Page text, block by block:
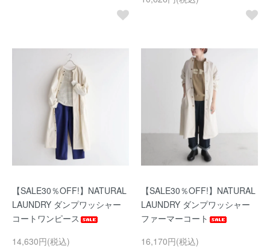
【SALE30％OFF!】NATURAL
LAUNDRY ダンプワッシャー
コートワンピース
14,630円(税込)
【SALE30％OFF!】NATURAL
LAUNDRY ダンプワッシャー
ファーマーコート
16,170円(税込)